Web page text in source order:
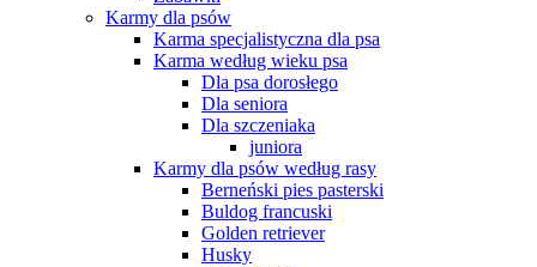
Karmy dla psów
Karma specjalistyczna dla psa
Karma według wieku psa
Dla psa dorosłego
Dla seniora
Dla szczeniaka
juniora
Karmy dla psów według rasy
Berneński pies pasterski
Buldog francuski
Golden retriever
Husky